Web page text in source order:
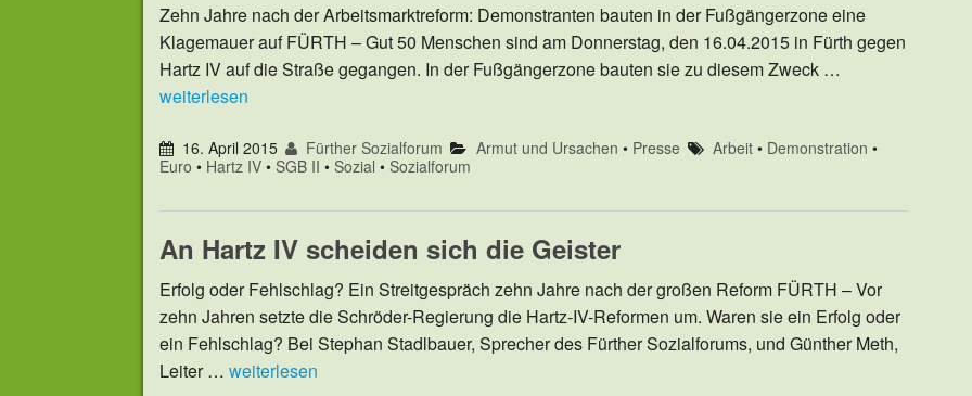
Zehn Jahre nach der Arbeitsmarktreform: Demonstranten bauten in der Fußgängerzone eine
Klagemauer auf FÜRTH – Gut 50 Menschen sind am Donnerstag, den 16.04.2015 in Fürth gegen
Hartz IV auf die Straße gegangen. In der Fußgängerzone bauten sie zu diesem Zweck …
weiterlesen
16. April 2015 Fürther Sozialforum Armut und Ursachen • Presse Arbeit• Demonstration •
Euro • Hartz IV • SGB II • Sozial • Sozialforum
An Hartz IV scheiden sich die Geister
Erfolg oder Fehlschlag? Ein Streitgespräch zehn Jahre nach der großen Reform FÜRTH – Vor
zehn Jahren setzte die Schröder-Regierung die Hartz-IV-Reformen um. Waren sie ein Erfolg oder
ein Fehlschlag? Bei Stephan Stadlbauer, Sprecher des Fürther Sozialforums, und Günther Meth,
Leiter … weiterlesen